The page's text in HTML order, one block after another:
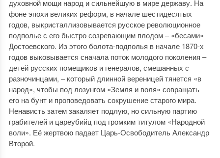
духовной мощи народ и сильнейшую в мире державу. На
фоне эпохи великих реформ, в начале шестидесятых
годов, выкристаллизовывается русское революционное
подполье с его быстро созревающим плодом – «бесами»
Достоевского. Из этого болота-подполья в начале 1870-х
годов выковывается сначала поток молодого поколения –
детей русских помещиков и генералов, смешанных с
разночинцами, – который длинной вереницей тянется «в
народ», чтобы под лозунгом «Земля и воля» совращать
его на бунт и проповедовать сокрушение старого мира.
Ненависть затем закаляет подлую, но сильную партию
грабителей и цареубийц под громким титулом «Народной
воли». Её жертвою падает Царь-Освободитель Александр
Второй.